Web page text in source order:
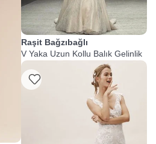
Raşit Bağzıbağlı
V Yaka Uzun Kollu Balık Gelinlik
Listeme Ekle